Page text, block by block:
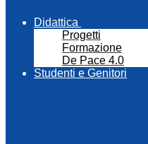
Didattica
Progetti
Formazione
De Pace 4.0
Studenti e Genitori